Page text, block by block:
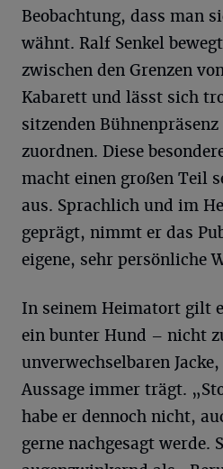
Beobachtung, dass man
wähnt. Ralf Senkel
zwischen den Grenzen
Kabarett und lässt sich
sitzenden
zuordnen. Diese
macht einen großen Teil
aus. Sprachlich und im
geprägt, nimmt er das
eigene, sehr persönliche
In seinem Heimatort gilt
ein bunter Hund – nicht
unverwechselbaren
Aussage immer trägt.
habe er dennoch nicht,
gerne nachgesagt werde.